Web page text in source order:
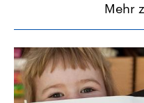
Mehr